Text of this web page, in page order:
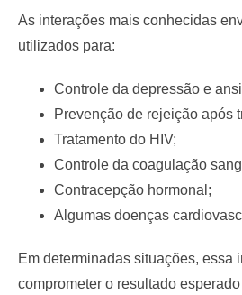
As interações mais conhecidas
utilizados para:
Controle da depressão e
Prevenção de rejeição após
Tratamento do HIV;
Controle da coagulação
Contracepção hormonal;
Algumas doenças
Em determinadas situações, essa
comprometer o resultado